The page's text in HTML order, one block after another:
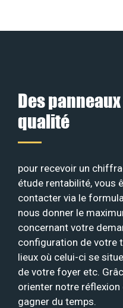
Des
qualité
pour recevoir un
étude rentabilité, vous
contacter via le
nous donner le
concernant votre
configuration de votre
lieux où celui-ci se
de votre foyer etc.
orienter notre
gagner du temps.